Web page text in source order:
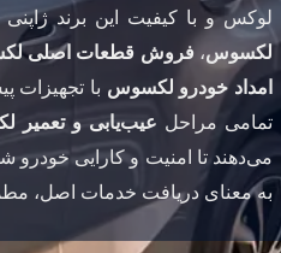
لوکس و با کیفیت این برند
لکسوس،فروش قطعات اصلی
امداد خودرو لکسوس با تجهیزات
تمامی مراحل عیب‌یابی و تعمیر
می‌دهند تا امنیت و کارایی
به معنای دریافت خدمات اصل،